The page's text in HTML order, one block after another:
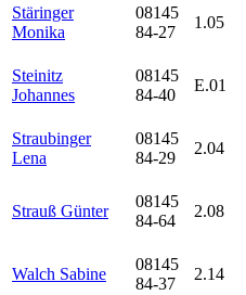
Stäringer
Monika
08145
84-27
1.05
Steinitz
Johannes
08145
84-40
E.01
Straubinger
Lena
08145
84-29
2.04
Strauß Günter
08145
84-64
2.08
Walch Sabine
08145
84-37
2.14